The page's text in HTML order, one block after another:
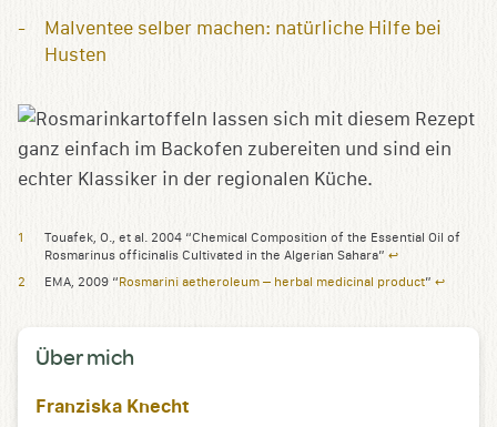
Malventee selber machen: natürliche Hilfe bei
Husten
Touafek, O., et al. 2004 “Chemical Composition of the Essential Oil of
Rosmarinus officinalis Cultivated in the Algerian Sahara” ↩︎
EMA, 2009 “Rosmarini aetheroleum – herbal medicinal product” ↩︎
Über mich
Franziska Knecht